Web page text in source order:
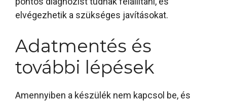
elvégezhetik a szükséges javításokat.
Adatmentés és
további lépések
Amennyiben a készülék nem kapcsol be, és